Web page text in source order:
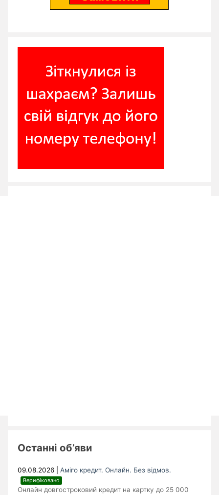
Останні об’яви
09.08.2026 Аміго кредит. Онлайн. Без відмов.
Верифіковано
Онлайн довгостроковий кредит на картку до 25 000